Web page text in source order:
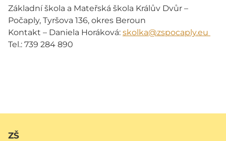
Základní škola a Mateřská škola Králův Dvůr –
Počaply, Tyršova 136, okres Beroun
Kontakt – Daniela Horáková: skolka@zspocaply.eu
Tel.: 739 284 890
ZŠ